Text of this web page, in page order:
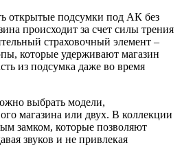
открытые подсумки под АК без
происходит за счет силы трения
страховочный элемент –
которые удерживают магазин
из подсумка даже во время
выбрать модели,
магазина или двух. В коллекции
замком, которые позволяют
звуков и не привлекая